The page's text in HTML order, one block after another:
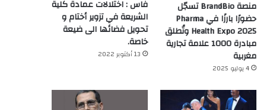
منصة BrandBio تسجّل
حضورًا بارزًا في Pharma
Health Expo 2025 وتُطلق
مبادرة 1000 علامة تجارية
مغربية
4 يوليو 2025
فاس : اختلالات عمادة كلية
الشريعة في تزوير أختام و
تحويل فضائها الى ضيعة
خاصة.
13 أكتوبر 2022